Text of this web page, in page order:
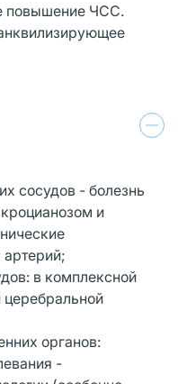
повышение ЧСС.
сосудов - болезнь
и
в комплексной
церебральной
органов:
-